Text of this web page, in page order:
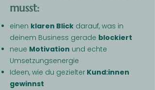
musst:
einen klaren Blick darauf, was in
deinem Business gerade blockiert
neue Motivation und echte
Umsetzungsenergie
Ideen, wie du gezielter Kund:innen
gewinnst